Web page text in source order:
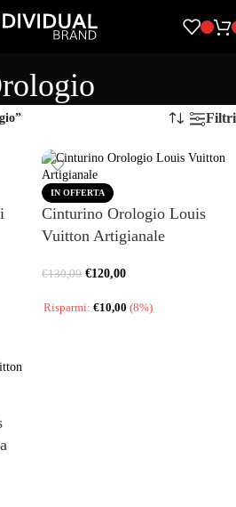
Filtri
IN OFFERTA
Cinturino Orologio Louis
Vuitton Artigianale
€130,00 €120,00
Risparmi: €10,00 (8%)